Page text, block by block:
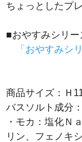
ちょっとしたプ
■おやすみシリー
「おやすみシ
商品サイズ：Ｈ
バスソルト成分：
・モカ：塩化Ｎ
リン、フェノキ